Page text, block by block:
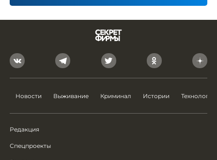
Новости Выживание Криминал Истории Технологии
Редакция
Спецпроекты